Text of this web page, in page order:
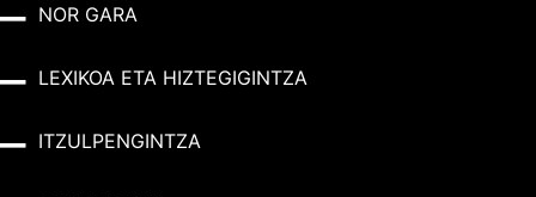
NOR GARA
LEXIKOA ETA HIZTEGIGINTZA
ITZULPENGINTZA